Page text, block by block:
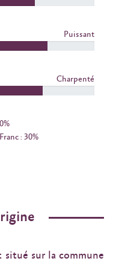
Puissant
Charpenté
: 30%
situé sur la commune